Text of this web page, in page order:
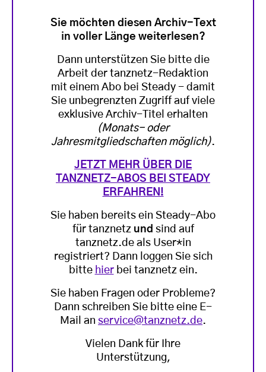
Sie möchten diesen Archiv-Text
in voller Länge weiterlesen?
Dann unterstützen Sie bitte die
Arbeit der tanznetz-Redaktion
mit einem Abo bei Steady - damit
Sie unbegrenzten Zugriff auf viele
exklusive Archiv-Titel erhalten
(Monats- oder
Jahresmitgliedschaften möglich).
JETZT MEHR ÜBER DIE
TANZNETZ-ABOS BEI STEADY
ERFAHREN!
Sie haben bereits ein Steady-Abo
für tanznetz und sind auf
tanznetz.de als User*in
registriert? Dann loggen Sie sich
bitte hierbei tanznetz ein.
Sie haben Fragen oder Probleme?
Dann schreiben Sie bitte eine E-
Mail an service@tanznetz.de.
Vielen Dank für Ihre
Unterstützung,